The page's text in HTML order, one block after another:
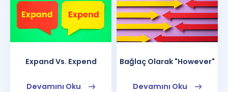
Expand Vs. Expend
Devamını Oku
Bağlaç Olarak "However"
Devamını Oku